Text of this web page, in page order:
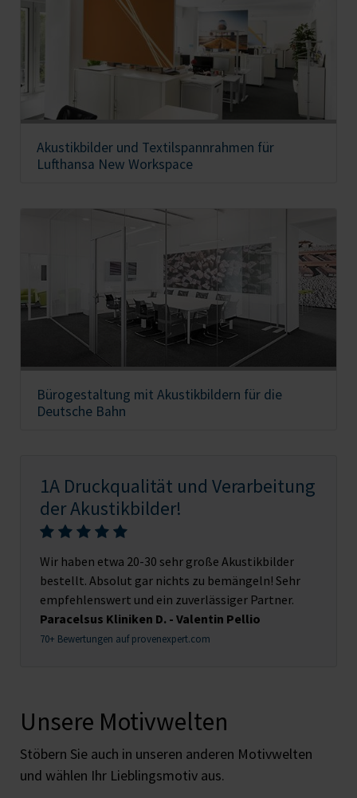
Akustikbilder und Textilspannrahmen für
Lufthansa New Workspace
Bürogestaltung mit Akustikbildern für die
Deutsche Bahn
1A Druckqualität und Verarbeitung
der Akustikbilder!
Wir haben etwa 20-30 sehr große Akustikbilder
bestellt. Absolut gar nichts zu bemängeln! Sehr
empfehlenswert und ein zuverlässiger Partner.
Paracelsus Kliniken D. - Valentin Pellio
70+ Bewertungen auf provenexpert.com
Unsere Motivwelten
Stöbern Sie auch in unseren anderen Motivwelten
und wählen Ihr Lieblingsmotiv aus.